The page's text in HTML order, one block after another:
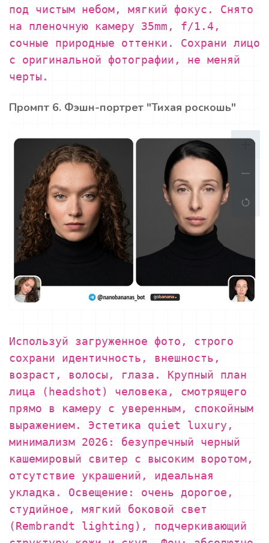
под чистым небом, мягкий фокус. Снято
на пленочную камеру 35mm, f/1.4,
сочные природные оттенки. Сохрани лицо
с оригинальной фотографии, не меняй
черты.
Промпт 6. Фэшн-портрет "Тихая роскошь"
Используй загруженное фото, строго
сохрани идентичность, внешность,
возраст, волосы, глаза. Крупный план
лица (headshot) человека, смотрящего
прямо в камеру с уверенным, спокойным
выражением. Эстетика quiet luxury,
минимализм 2026: безупречный черный
кашемировый свитер с высоким воротом,
отсутствие украшений, идеальная
укладка. Освещение: очень дорогое,
студийное, мягкий боковой свет
(Rembrandt lighting), подчеркивающий